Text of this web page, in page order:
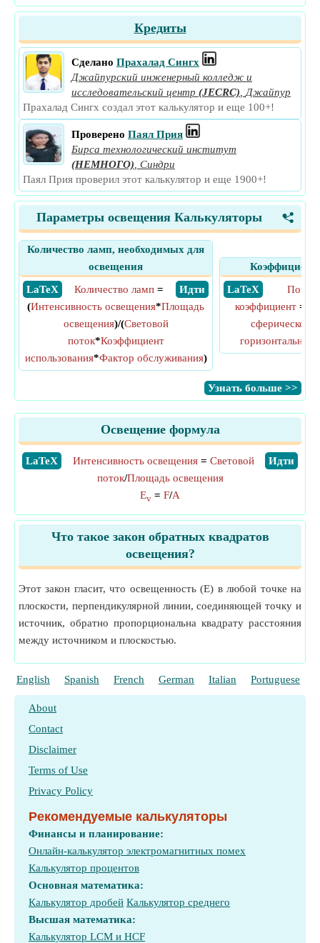
Кредиты
Сделано Прахалад Сингх
Джайпурский инженерный колледж и
исследовательский центр (JECRC)
Джайпур
Прахалад Сингх создал этот калькулятор и еще 100+!
Проверено Паял Прия
Бирса технологический институт
(НЕМНОГО) Синдри
Паял Прия проверил этот калькулятор и еще 1900+!
<
Параметры освещения Калькуляторы
Количество ламп, необходимых для
освещения
​ LaTeX
​ Идти
Количество ламп =
(Интенсивность освещения*Площадь
освещения)/(Световой
поток*Коэффициент
использования*Фактор обслуживания)
​ LaTeX
коэффициент=
сферической
горизонтальная
​Узнать больше >>
Освещение формула
​LaTeX ​Идти
Интенсивность освещения= Световой
поток/Площадь освещения
Ev = F/A
Что такое закон обратных квадратов
освещения?
Этот закон гласит, что освещенность (E) в любой точке на
плоскости, перпендикулярной линии, соединяющей точку и
источник, обратно пропорциональна квадрату расстояния
между источником и плоскостью.
English Spanish French German Italian Portuguese
About
Contact
Disclaimer
Terms of Use
Privacy Policy
Рекомендуемые калькуляторы
Финансы и планирование:
Онлайн-калькулятор электромагнитных помех
Калькулятор процентов
Основная математика:
Калькулятор дробей Калькулятор среднего
Высшая математика:
Калькулятор LCM и HCF